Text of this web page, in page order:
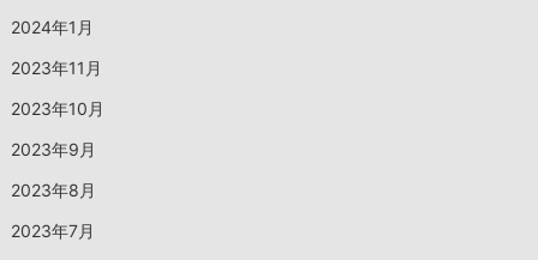
2024年1月
2023年11月
2023年10月
2023年9月
2023年8月
2023年7月